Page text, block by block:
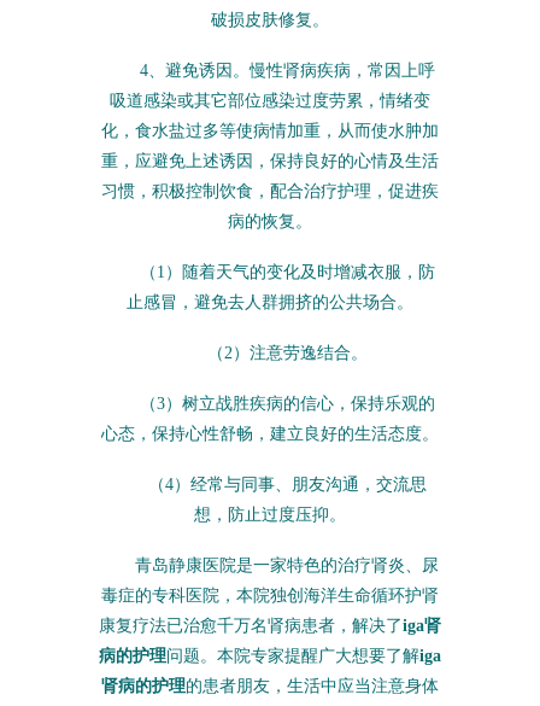
破损皮肤修复。
4、避免诱因。慢性肾病疾病，常因上呼
吸道感染或其它部位感染过度劳累，情绪变
化，食水盐过多等使病情加重，从而使水肿加
重，应避免上述诱因，保持良好的心情及生活
习惯，积极控制饮食，配合治疗护理，促进疾
病的恢复。
（1）随着天气的变化及时增减衣服，防
止感冒，避免去人群拥挤的公共场合。
（2）注意劳逸结合。
（3）树立战胜疾病的信心，保持乐观的
心态，保持心性舒畅，建立良好的生活态度。
（4）经常与同事、朋友沟通，交流思
想，防止过度压抑。
青岛静康医院是一家特色的治疗肾炎、尿
毒症的专科医院，本院独创海洋生命循环护肾
康复疗法已治愈千万名肾病患者，解决了iga肾
病的护理问题。本院专家提醒广大想要了解iga
肾病的护理的患者朋友，生活中应当注意身体